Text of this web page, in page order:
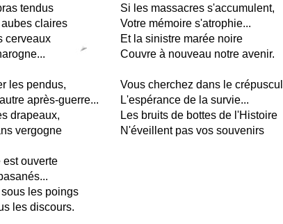
tendus
claires
cerveaux
les pendus,
après-guerre...
drapeaux,
vergogne
est ouverte
les poings
les discours.
Si les massacres s'accumulent,
Votre mémoire s'atrophie...
Et la sinistre marée noire
Couvre à nouveau notre avenir.
Vous cherchez dans le
L'espérance de la survie...
Les bruits de bottes de l'Histoire
N'éveillent pas vos souvenirs